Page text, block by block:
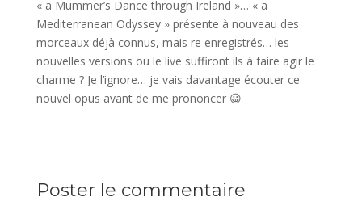
« a Mummer’s Dance through Ireland »… « a
Mediterranean Odyssey » présente à nouveau des
morceaux déjà connus, mais re enregistrés… les
nouvelles versions ou le live suffiront ils à faire agir le
charme ? Je l’ignore… je vais davantage écouter ce
nouvel opus avant de me prononcer 😀
Poster le commentaire